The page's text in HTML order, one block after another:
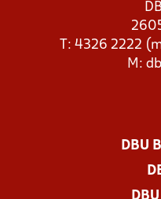
T: 4326 2222
M:
DBU